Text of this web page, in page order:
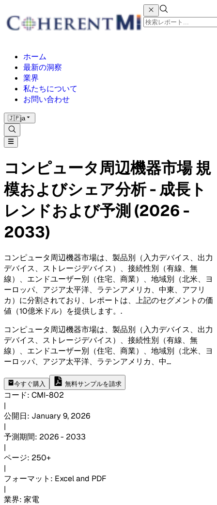
ホーム
最新の洞察
業界
私たちについて
お問い合わせ
🇯🇵ja
コンピュータ周辺機器市場 規
模およびシェア分析 - 成長ト
レンドおよび予測 (2026 -
2033)
コンピュータ周辺機器市場は、製品別（入力デバイス、出力
デバイス、ストレージデバイス）、接続性別（有線、無
線）、エンドユーザー別（住宅、商業）、地域別（北米、ヨ
ーロッパ、アジア太平洋、ラテンアメリカ、中東、アフリ
カ）に分割されており、レポートは、上記のセグメントの価
値（10億米ドル）を提供します。 .
コンピュータ周辺機器市場は、製品別（入力デバイス、出力
デバイス、ストレージデバイス）、接続性別（有線、無
線）、エンドユーザー別（住宅、商業）、地域別（北米、ヨ
ーロッパ、アジア太平洋、ラテンアメリカ、中...
今すぐ購入 無料サンプルを請求
コード: CMI-802
|
公開日: January 9, 2026
|
予測期間: 2026 - 2033
|
ページ: 250+
|
フォーマット : Excel and PDF
|
業界: 家電